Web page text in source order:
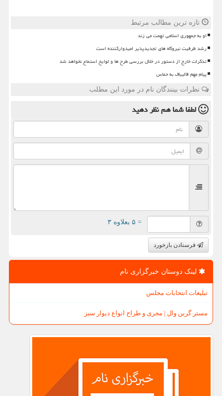
تازه ترین مطالب مرتبط
او به جمهوری اسلامی تهمت می زند
رشد ظرفیت نیروگاه های تجدیدپذیر امیدوارکننده است
تذکرات خارج از دستور در خلال بررسی طرح ها و لوایح استماع نخواهد شد
پیام مهم قالیباف به حماس
نظرات بینندگان نام در مورد این مطلب
لطفا شما همنظر دهید
= ۵ بعلاوه ۳
فرستادن بازخورد
لینک دوستان خبرگزاری نام
تبلیغات انتخابات مجلس
مستر گرین وال | مجری و طراح انواع دیوار سبز